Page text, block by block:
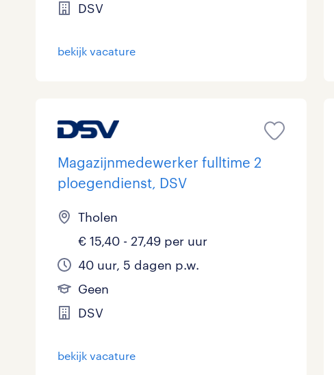
DSV
bekijk vacature
Magazijnmedewerker fulltime 2
ploegendienst, DSV
Tholen
€ 15,40 - 27,49 per uur
40 uur, 5 dagen p.w.
Geen
DSV
bekijk vacature